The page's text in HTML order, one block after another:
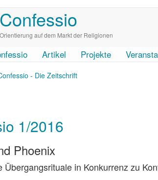
Confessio
Orientierung auf dem Markt der Religionen
Artikel Projekte
- Die Zeitschrift
1/2016
Phoenix
Übergangsrituale in Konkurrenz zu